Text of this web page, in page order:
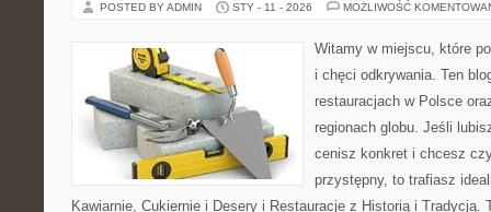
POSTED BY ADMIN STY - 11 - 2026 MOŻLIWOŚĆ
Witamy w miejscu, które
i chęci odkrywania. Ten
restauracjach w Polsce
regionach globu. Jeśli
cenisz konkret i chcesz
przystępny, to trafiasz
Kawiarnie, Cukiernie i Desery i Restauracje z Historią i Tradycją.